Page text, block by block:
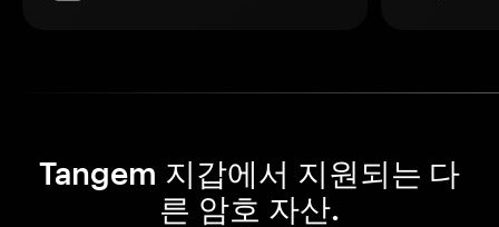
Tangem 지갑에서 지원되는 다
른 암호 자산.